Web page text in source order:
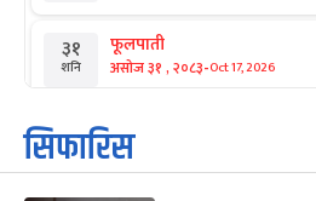
३१
शनि
फूलपाती
असोज ३१ , २०८३-Oct 17, 2026
१
आइत
कार्तिक सङ्क्रान्ति
कार्तिक १, २०८३
सिफारिस